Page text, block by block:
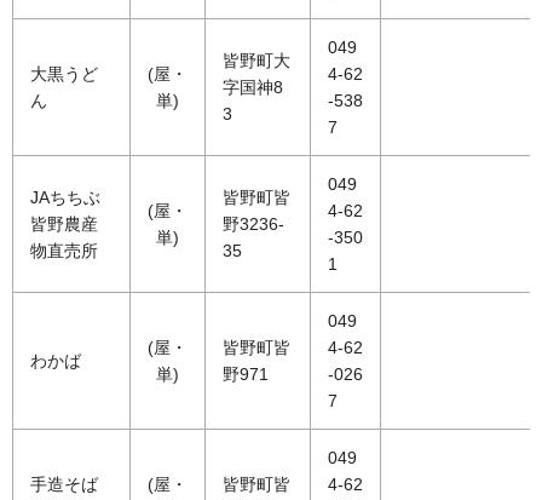
大黒うど
ん
(屋・
単)
皆野町大
字国神8
3
049
4-62
-538
7
JAちちぶ
皆野農産
物直売所
(屋・
単)
皆野町皆
野3236-
35
049
4-62
-350
1
わかば
(屋・
単)
皆野町皆
野971
049
4-62
-026
7
手造そば
(屋・
皆野町皆
049
4-62